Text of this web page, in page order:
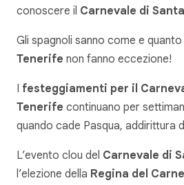
conoscere il Carnevale di
Gli spagnoli sanno come e
Tenerife non fanno eccezione!
I festeggiamenti per il
Tenerife continuano per
quando cade Pasqua, addirittura
L’evento clou del Carnevale di
l’elezione della Regina del